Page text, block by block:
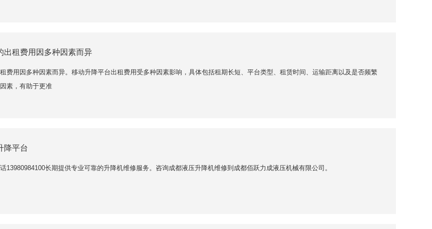
出租费用因多种因素而异
费用因多种因素而异。移动升降平台出租费用受多种因素影响，具体包括租期长短、平台类型、租赁时间、运输距离以及是否频繁
素，有助于更准
降平台
13980984100长期提供专业可靠的升降机维修服务。咨询成都液压升降机维修到成都佰跃力成液压机械有限公司。